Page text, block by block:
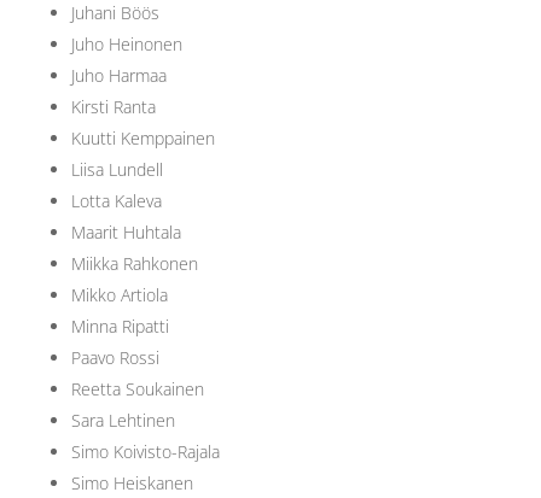
Juhani Böös
Juho Heinonen
Juho Harmaa
Kirsti Ranta
Kuutti Kemppainen
Liisa Lundell
Lotta Kaleva
Maarit Huhtala
Miikka Rahkonen
Mikko Artiola
Minna Ripatti
Paavo Rossi
Reetta Soukainen
Sara Lehtinen
Simo Koivisto-Rajala
Simo Heiskanen